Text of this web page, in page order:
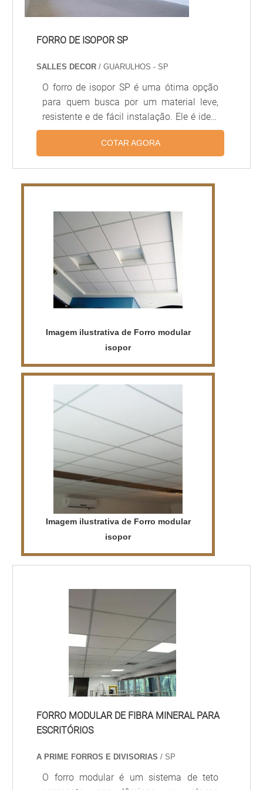
FORRO DE ISOPOR SP
SALLES DECOR/ GUARULHOS - SP
O forro de isopor SP é uma ótima opção
para quem busca por um material leve,
resistente e de fácil instalação. Ele é ideal
para uso em ambientes internos, pois
possui excelente isolamento térmico e
com materiais de alta qualidade, o que
longo do tempo. Além disso, é possível
encontrar diversas opções de cores e
texturas, para que você possa escolher a
que melhor se adapta ao seu projeto.
COTAR AGORA
Imagem ilustrativa de Forro modular
isopor
Imagem ilustrativa de Forro modular
isopor
FORRO MODULAR DE FIBRA MINERAL PARA
ESCRITÓRIOS
A PRIME FORROS E DIVISORIAS / SP
O forro modular é um sistema de teto